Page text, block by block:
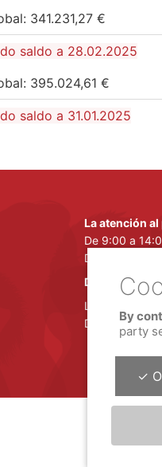
341.231,27 €
saldo a 28.02.2025
395.024,61 €
saldo a 31.01.2025
La atención
De 9:00 a
De 16:00 a
De 15 de junio
La atención al
De 9:00 a
By
party
✓